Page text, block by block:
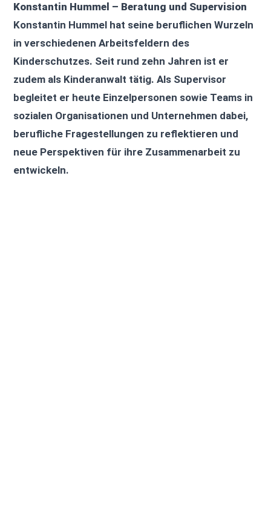
Konstantin Hummel – Beratung und Supervision
Konstantin Hummel hat seine beruflichen Wurzeln
in verschiedenen Arbeitsfeldern des
Kinderschutzes. Seit rund zehn Jahren ist er
zudem als Kinderanwalt tätig. Als Supervisor
begleitet er heute Einzelpersonen sowie Teams in
sozialen Organisationen und Unternehmen dabei,
berufliche Fragestellungen zu reflektieren und
neue Perspektiven für ihre Zusammenarbeit zu
entwickeln.